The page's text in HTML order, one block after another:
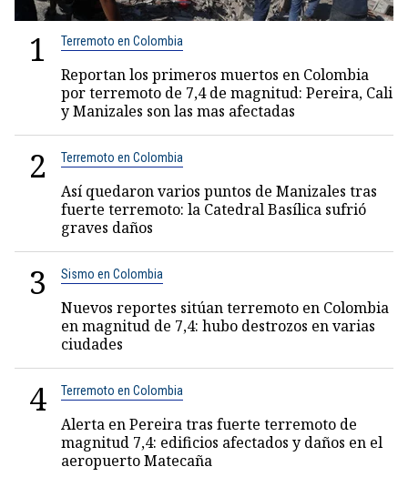
1 Terremoto en Colombia
Reportan los primeros muertos en Colombia
por terremoto de 7,4 de magnitud: Pereira, Cali
y Manizales son las mas afectadas
2 Terremoto en Colombia
Así quedaron varios puntos de Manizales tras
fuerte terremoto: la Catedral Basílica sufrió
graves daños
3 Sismo en Colombia
Nuevos reportes sitúan terremoto en Colombia
en magnitud de 7,4: hubo destrozos en varias
ciudades
4 Terremoto en Colombia
Alerta en Pereira tras fuerte terremoto de
magnitud 7,4: edificios afectados y daños en el
aeropuerto Matecaña